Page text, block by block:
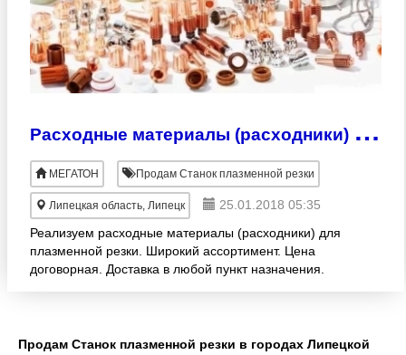
Р
асходные материалы (расходники) для плазменной резки
МЕГАТОН Продам Станок плазменной резки
Липецкая область, Липецк
25.01.2018 05:35
Реализуем расходные материалы (расходники) для
плазменной резки. Широкий ассортимент. Цена
договорная. Доставка в любой пункт назначения.
Продам Станок плазменной резки в городах Липецкой